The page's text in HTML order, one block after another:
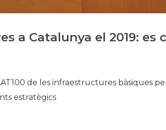
a Catalunya el 2019: es
de les infraestructures bàsiques
estratègics